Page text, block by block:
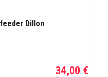
Dillon
34,00 €